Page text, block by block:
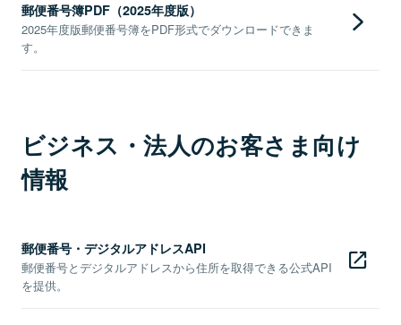
郵便番号簿PDF（2025年度版）
2025年度版郵便番号簿をPDF形式でダウンロードできま
す。
ビジネス・法人のお客さま向け
情報
郵便番号・デジタルアドレスAPI
郵便番号とデジタルアドレスから住所を取得できる公式API
を提供。